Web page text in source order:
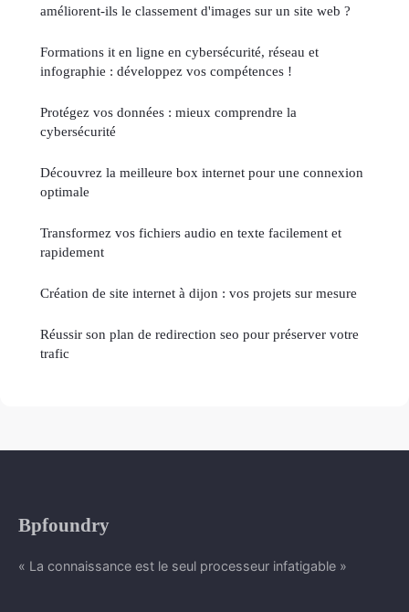
améliorent-ils le classement d'images sur un site web ?
Formations it en ligne en cybersécurité, réseau et
infographie : développez vos compétences !
Protégez vos données : mieux comprendre la
cybersécurité
Découvrez la meilleure box internet pour une connexion
optimale
Transformez vos fichiers audio en texte facilement et
rapidement
Création de site internet à dijon : vos projets sur mesure
Réussir son plan de redirection seo pour préserver votre
trafic
Bpfoundry
« La connaissance est le seul processeur infatigable »